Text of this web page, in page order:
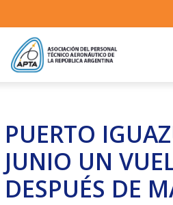
PUERTO
JUNIO UN
DESPUÉS DE